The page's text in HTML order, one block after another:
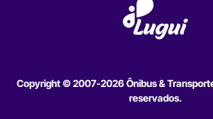
Copyright © 2007-2026 Ônibus &
reservados.